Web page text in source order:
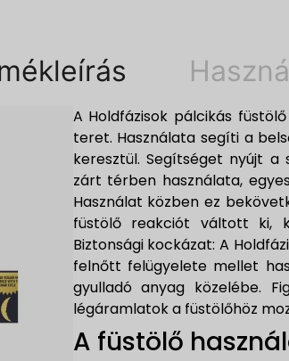
A Holdfázisok pálcikás
teret. Használata segíti a
keresztül. Segítséget nyújt a
zárt térben használata,
Használat közben ez
füstölő reakciót váltott ki,
Biztonsági kockázat: A
felnőtt felügyelete mellet
gyulladó anyag közelébe.
légáramlatok a füstölőhöz
A füstölő